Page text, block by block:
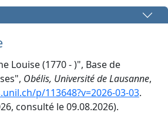
Louise (1770 - )", Base de
Obélis, Université de Lausanne,
p/113648?v=2026-03-03.
consulté le 09.08.2026).